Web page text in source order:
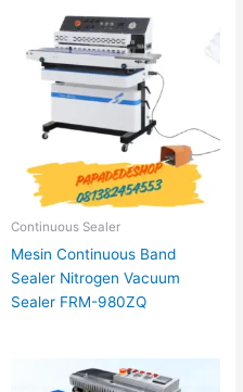
Continuous Sealer
Mesin Continuous Band
Sealer Nitrogen Vacuum
Sealer FRM-980ZQ